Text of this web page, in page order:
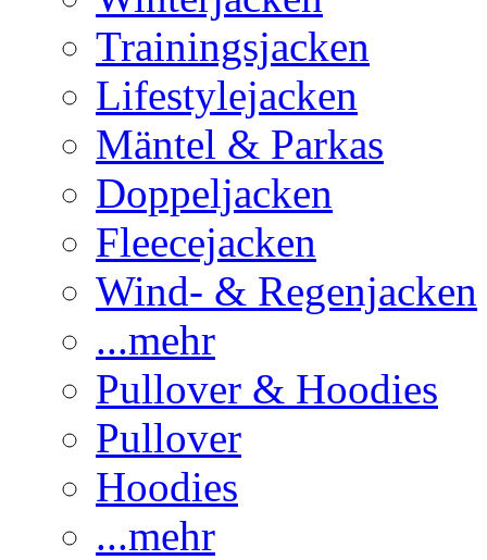
Trainingsjacken
Lifestylejacken
Mäntel & Parkas
Doppeljacken
Fleecejacken
Wind- & Regenjacken
...mehr
Pullover & Hoodies
Pullover
Hoodies
...mehr